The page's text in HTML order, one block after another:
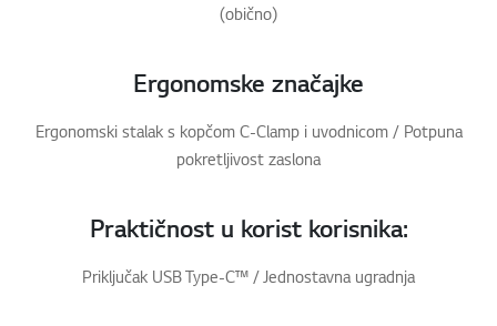
(obično)
Ergonomske značajke
Ergonomski stalak s kopčom C-Clamp i uvodnicom / Potpuna
pokretljivost zaslona
Praktičnost u korist korisnika:
Priključak USB Type-C™ / Jednostavna ugradnja